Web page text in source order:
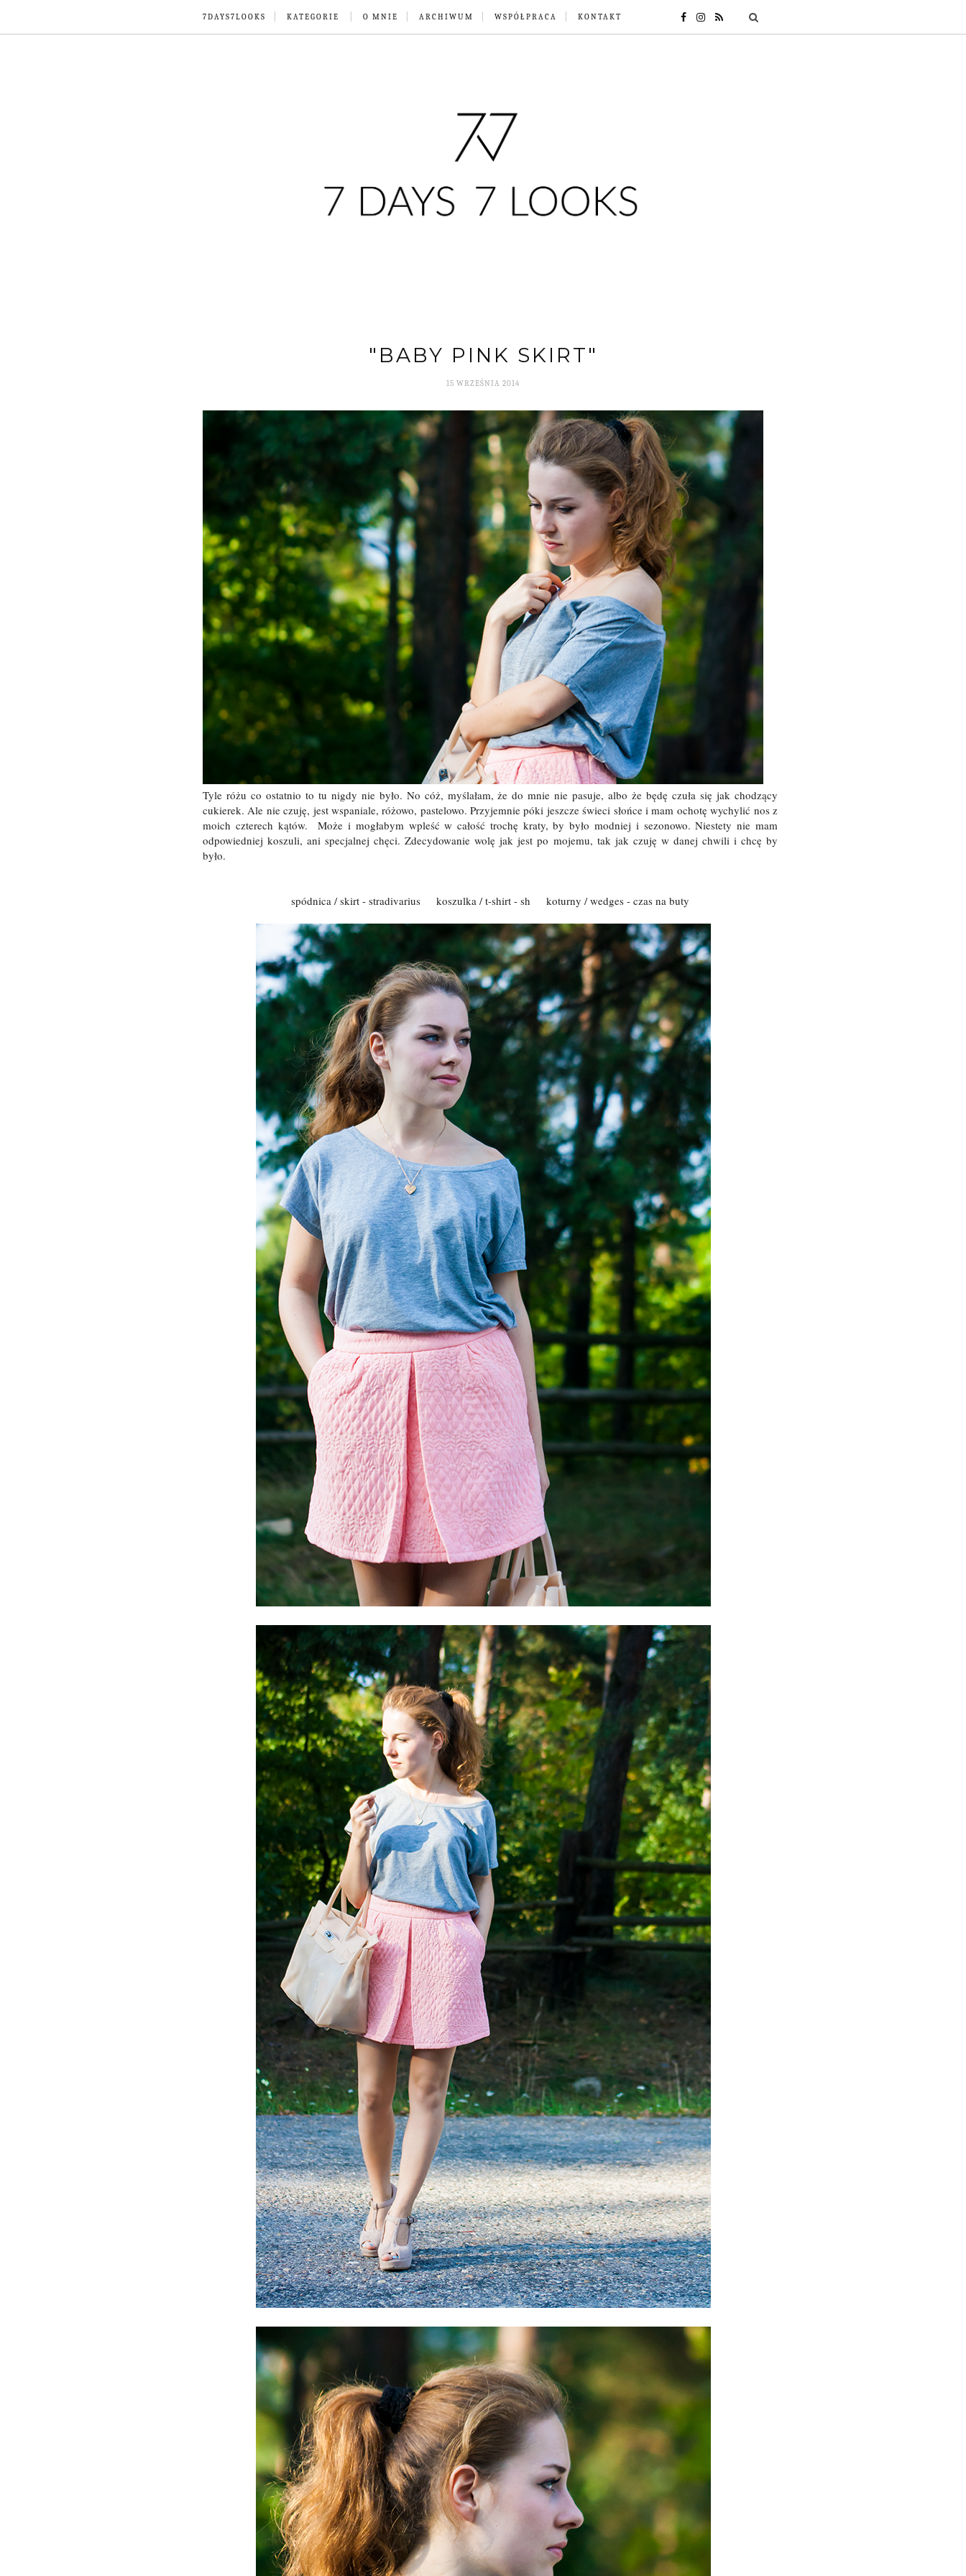
7DAYS7LOOKS KATEGORIE O MNIE ARCHIWUM WSPÓŁPRACA KONTAKT
"BABY PINK SKIRT"
15 WRZEŚNIA 2014
Tyle różu co ostatnio to tu nigdy nie było. No cóż, myślałam, że do mnie nie pasuje, albo że będę czuła się jak chodzący
cukierek. Ale nie czuję, jest wspaniale, różowo, pastelowo. Przyjemnie póki jeszcze świeci słońce i mam ochotę wychylić nos z
moich czterech kątów. Może i mogłabym wpleść w całość trochę kraty, by było modniej i sezonowo. Niestety nie mam
odpowiedniej koszuli, ani specjalnej chęci. Zdecydowanie wolę jak jest po mojemu, tak jak czuję w danej chwili i chcę by
było.
spódnica / skirt - stradivarius koszulka / t-shirt - sh koturny / wedges - czas na buty